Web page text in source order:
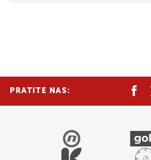
PRATITE NAS: